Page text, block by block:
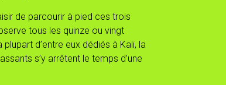
de parcourir à pied ces trois
tous les quinze ou vingt
d’entre eux dédiés à Kali, la
s’y arrêtent le temps d’une